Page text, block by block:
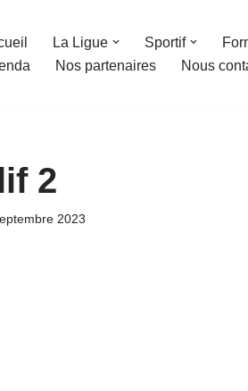
La Ligue Sportif
Nos partenaires Nous
2
2023